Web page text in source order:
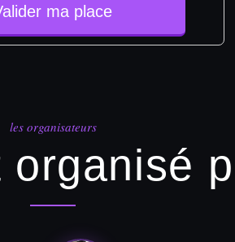
ma place
les organisateurs
organisé